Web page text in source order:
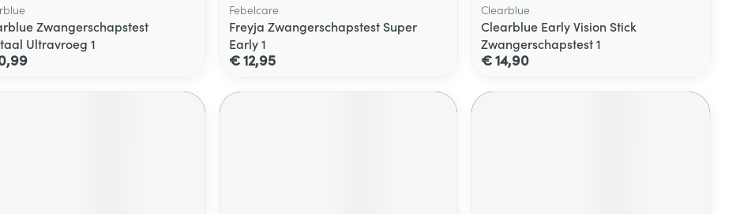
Zwangerschapstest
Ultravroeg 1
Febelcare
Freyja Zwangerschapstest Super
Early 1
€ 12,95
Clearblue
Clearblue Early Vision Stick
Zwangerschapstest 1
€ 14,90